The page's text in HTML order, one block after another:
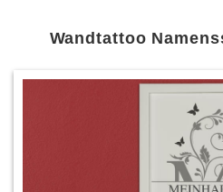
Wandtattoo